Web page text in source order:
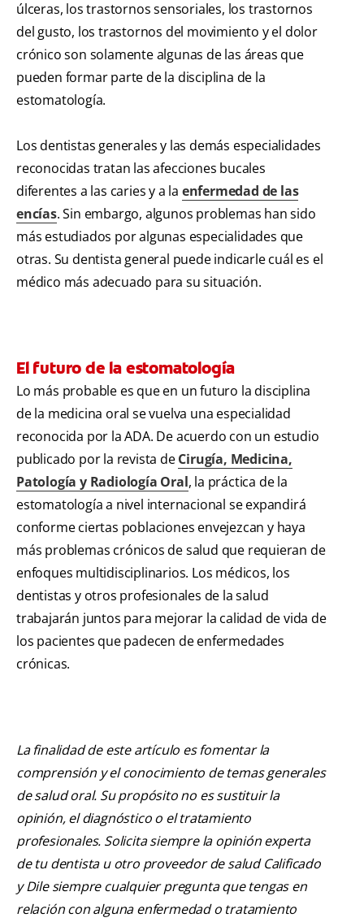
úlceras, los trastornos sensoriales, los trastornos
del gusto, los trastornos del movimiento y el dolor
crónico son solamente algunas de las áreas que
pueden formar parte de la disciplina de la
estomatología.
Los dentistas generales y las demás especialidades
reconocidas tratan las afecciones bucales
diferentes a las caries y a la enfermedad de las
encías. Sin embargo, algunos problemas han sido
más estudiados por algunas especialidades que
otras. Su dentista general puede indicarle cuál es el
médico más adecuado para su situación.
El futuro de la estomatología
Lo más probable es que en un futuro la disciplina
de la medicina oral se vuelva una especialidad
reconocida por la ADA. De acuerdo con un estudio
publicado por la revista deCirugía, Medicina,
Patología y Radiología Oral, la práctica de la
estomatología a nivel internacional se expandirá
conforme ciertas poblaciones envejezcan y haya
más problemas crónicos de salud que requieran de
enfoques multidisciplinarios. Los médicos, los
dentistas y otros profesionales de la salud
trabajarán juntos para mejorar la calidad de vida de
los pacientes que padecen de enfermedades
crónicas.
La finalidad de este artículo es fomentar la
comprensión y el conocimiento de temas generales
de salud oral. Su propósito no es sustituir la
opinión, el diagnóstico o el tratamiento
profesionales. Solicita siempre la opinión experta
de tu dentista u otro proveedor de salud Calificado
y Dile siempre cualquier pregunta que tengas en
relación con alguna enfermedad o tratamiento